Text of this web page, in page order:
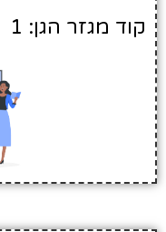
קוד מגזר הגן: 1